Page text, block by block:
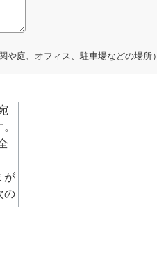
庭、オフィス、駐車場などの場所）
が
の